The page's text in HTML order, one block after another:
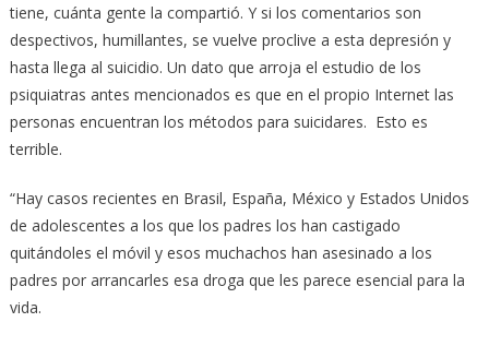
tiene, cuánta gente la compartió. Y si los comentarios son
despectivos, humillantes, se vuelve proclive a esta depresión y
hasta llega al suicidio. Un dato que arroja el estudio de los
psiquiatras antes mencionados es que en el propio Internet las
personas encuentran los métodos para suicidares. Esto es
terrible.
“Hay casos recientes en Brasil, España, México y Estados Unidos
de adolescentes a los que los padres los han castigado
quitándoles el móvil y esos muchachos han asesinado a los
padres por arrancarles esa droga que les parece esencial para la
vida.